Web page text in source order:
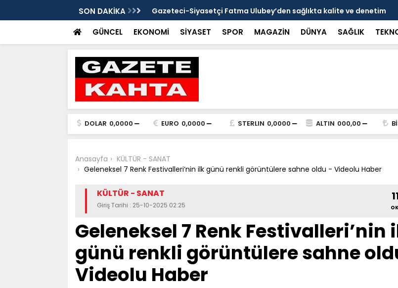
SON DAKİKA
sahibi olan Doğan çifti için devrede
Gazeteci-Siyasetçi Fatma Ulubey’den sağlıkta kalite ve denetim
çağrısı
GÜNCEL EKONOMİ SİYASET SPOR MAGAZİN DÜNYA SAĞLIK
DOLAR 0,0000 EURO 0,0000 STERLIN 0,0000 ALTIN 000,00
Anasayfa
KÜLTÜR - SANAT
Geleneksel 7 Renk Festivalleri’nin ilk günü renkli görüntülere sahne oldu - Videolu Haber
KÜLTÜR - SANAT
Giriş Tarihi : 25-10-2025 02:25
Geleneksel 7 Renk Festivalleri’nin
günü renkli görüntülere sahne
Videolu Haber